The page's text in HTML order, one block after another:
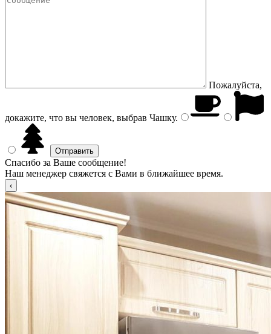
Пожалуйста,
докажите, что вы человек, выбрав Чашку.
Спасибо за Ваше сообщение!
Наш менеджер свяжется с Вами в ближайшее время.